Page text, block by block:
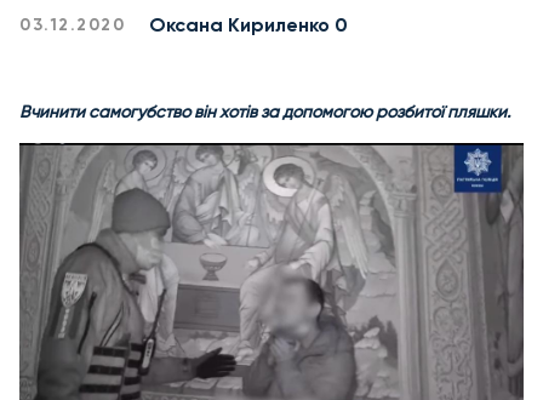
03.12.2020 Оксана Кириленко 0
Вчинити самогубство він хотів за допомогою розбитої пляшки.